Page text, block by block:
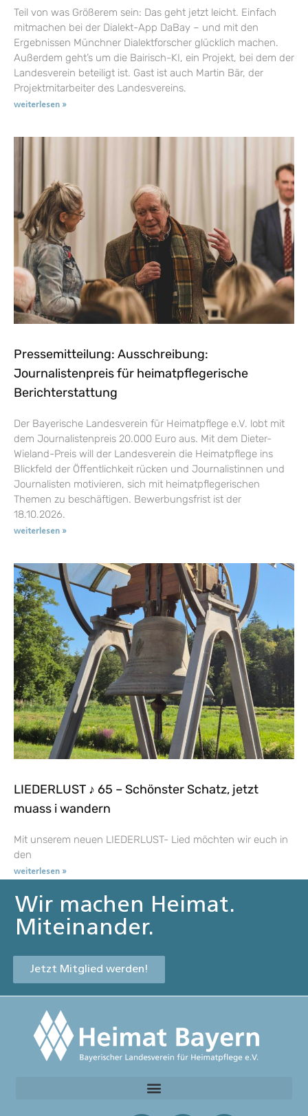
Teil von was Größerem sein: Das geht jetzt leicht. Einfach
mitmachen bei der Dialekt-App DaBay – und mit den
Ergebnissen Münchner Dialektforscher glücklich machen.
Außerdem geht’s um die Bairisch-KI, ein Projekt, bei dem der
Landesverein beteiligt ist. Gast ist auch Martin Bär, der
Projektmitarbeiter des Landesvereins.
weiterlesen »
Pressemitteilung: Ausschreibung:
Journalistenpreis für heimatpflegerische
Berichterstattung
Der Bayerische Landesverein für Heimatpflege e.V. lobt mit
dem Journalistenpreis 20.000 Euro aus. Mit dem Dieter-
Wieland-Preis will der Landesverein die Heimatpflege ins
Blickfeld der Öffentlichkeit rücken und Journalistinnen und
Journalisten motivieren, sich mit heimatpflegerischen
Themen zu beschäftigen. Bewerbungsfrist ist der
18.10.2026.
weiterlesen »
LIEDERLUST ♪ 65 – Schönster Schatz, jetzt
muass i wandern
Mit unserem neuen LIEDERLUST- Lied möchten wir euch in
den
weiterlesen »
Wir machen Heimat.
Miteinander.
Jetzt Mitglied werden!